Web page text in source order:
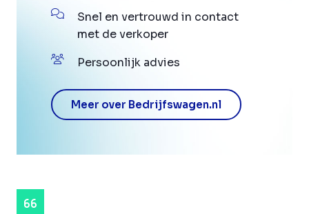
Snel en vertrouwd in contact
met de verkoper
Persoonlijk advies
Meer over Bedrijfswagen.nl